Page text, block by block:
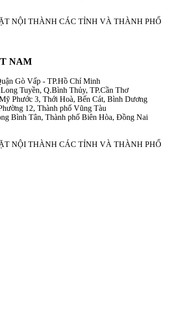
NỘI THÀNH CÁC TỈNH VÀ THÀNH PHỐ
NAM
Gò Vấp - TP.Hồ Chí Minh
Tuyền, Q.Bình Thủy, TP.Cần Thơ
Phước 3, Thới Hoà, Bến Cát, Bình Dương
12, Thành phố Vũng Tàu
Bình Tân, Thành phố Biên Hòa, Đồng Nai
NỘI THÀNH CÁC TỈNH VÀ THÀNH PHỐ